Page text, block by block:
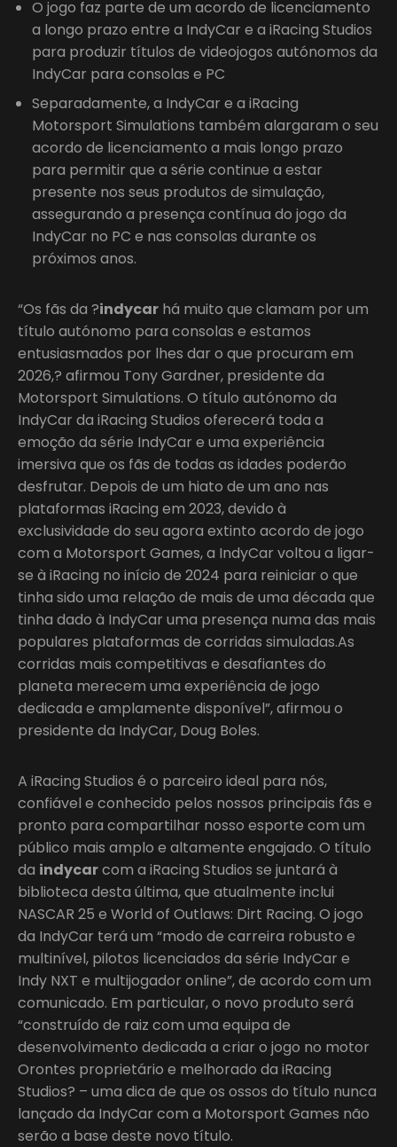
O jogo faz parte de um acordo de licenciamento
a longo prazo entre a IndyCar e a iRacing Studios
para produzir títulos de videojogos autónomos da
IndyCar para consolas e PC
Separadamente, a IndyCar e a iRacing
Motorsport Simulations também alargaram o seu
acordo de licenciamento a mais longo prazo
para permitir que a série continue a estar
presente nos seus produtos de simulação,
assegurando a presença contínua do jogo da
IndyCar no PC e nas consolas durante os
próximos anos.
“Os fãs da ?indycar há muito que clamam por um
título autónomo para consolas e estamos
entusiasmados por lhes dar o que procuram em
2026,? afirmou Tony Gardner, presidente da
Motorsport Simulations. O título autónomo da
IndyCar da iRacing Studios oferecerá toda a
emoção da série IndyCar e uma experiência
imersiva que os fãs de todas as idades poderão
desfrutar. Depois de um hiato de um ano nas
plataformas iRacing em 2023, devido à
exclusividade do seu agora extinto acordo de jogo
com a Motorsport Games, a IndyCar voltou a ligar-
se à iRacing no início de 2024 para reiniciar o que
tinha sido uma relação de mais de uma década que
tinha dado à IndyCar uma presença numa das mais
populares plataformas de corridas simuladas.As
corridas mais competitivas e desafiantes do
planeta merecem uma experiência de jogo
dedicada e amplamente disponível”, afirmou o
presidente da IndyCar, Doug Boles.
A iRacing Studios é o parceiro ideal para nós,
confiável e conhecido pelos nossos principais fãs e
pronto para compartilhar nosso esporte com um
público mais amplo e altamente engajado. O título
da indycarcom a iRacing Studios se juntará à
biblioteca desta última, que atualmente inclui
NASCAR 25 e World of Outlaws: Dirt Racing. O jogo
da IndyCar terá um “modo de carreira robusto e
multinível, pilotos licenciados da série IndyCar e
Indy NXT e multijogador online”, de acordo com um
comunicado. Em particular, o novo produto será
“construído de raiz com uma equipa de
desenvolvimento dedicada a criar o jogo no motor
Orontes proprietário e melhorado da iRacing
Studios? – uma dica de que os ossos do título nunca
lançado da IndyCar com a Motorsport Games não
serão a base deste novo título.